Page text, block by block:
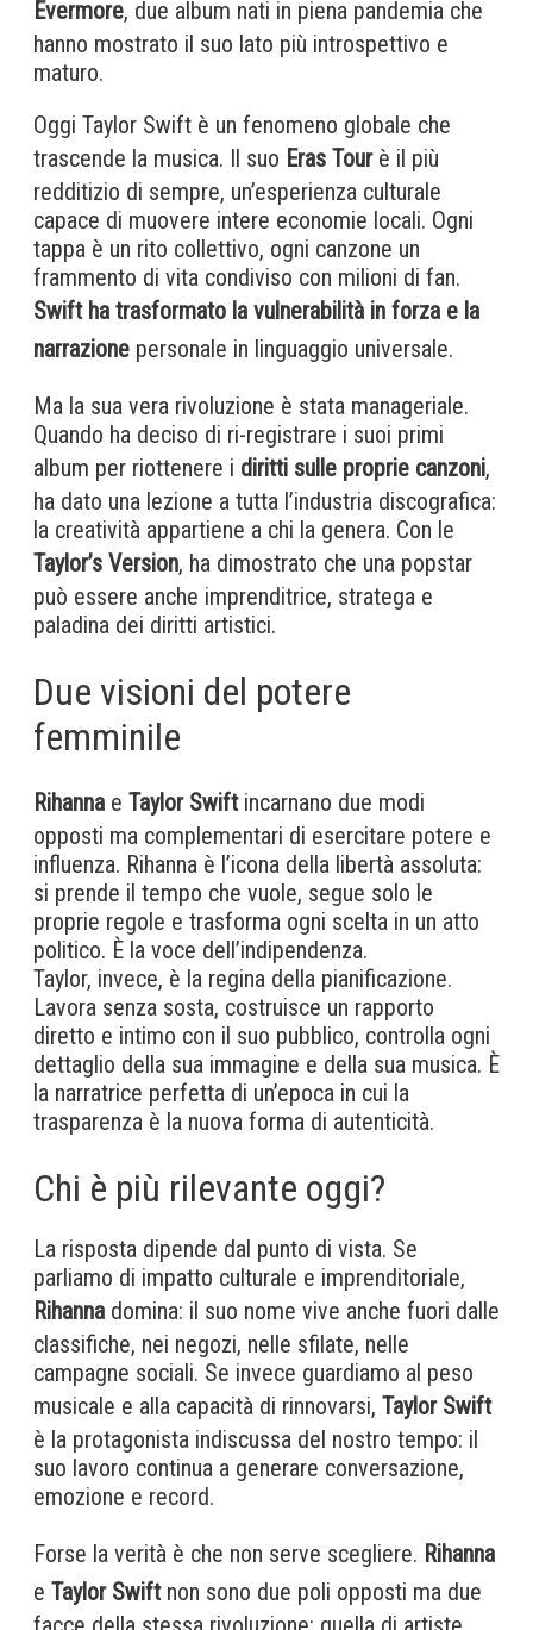
Evermore, due album nati in piena pandemia che
hanno mostrato il suo lato più introspettivo e
maturo.
Oggi Taylor Swift è un fenomeno globale che
trascende la musica. Il suo Eras Tour è il più
redditizio di sempre, un’esperienza culturale
capace di muovere intere economie locali. Ogni
tappa è un rito collettivo, ogni canzone un
frammento di vita condiviso con milioni di fan.
Swift ha trasformato la vulnerabilità in forza e la
narrazione personale in linguaggio universale.
Ma la sua vera rivoluzione è stata manageriale.
Quando ha deciso di ri-registrare i suoi primi
album per riottenere i diritti sulle proprie canzoni,
ha dato una lezione a tutta l’industria discografica:
la creatività appartiene a chi la genera. Con le
Taylor’s Version, ha dimostrato che una popstar
può essere anche imprenditrice, stratega e
paladina dei diritti artistici.
Due visioni del potere
femminile
Rihanna e Taylor Swiftincarnano due modi
opposti ma complementari di esercitare potere e
influenza. Rihanna è l’icona della libertà assoluta:
si prende il tempo che vuole, segue solo le
proprie regole e trasforma ogni scelta in un atto
politico. È la voce dell’indipendenza.
Taylor, invece, è la regina della pianificazione.
Lavora senza sosta, costruisce un rapporto
diretto e intimo con il suo pubblico, controlla ogni
dettaglio della sua immagine e della sua musica. È
la narratrice perfetta di un’epoca in cui la
trasparenza è la nuova forma di autenticità.
Chi è più rilevante oggi?
La risposta dipende dal punto di vista. Se
parliamo di impatto culturale e imprenditoriale,
Rihanna domina: il suo nome vive anche fuori dalle
classifiche, nei negozi, nelle sfilate, nelle
campagne sociali. Se invece guardiamo al peso
musicale e alla capacità di rinnovarsi, Taylor Swift
è la protagonista indiscussa del nostro tempo: il
suo lavoro continua a generare conversazione,
emozione e record.
Forse la verità è che non serve scegliere. Rihanna
e Taylor Swiftnon sono due poli opposti ma due